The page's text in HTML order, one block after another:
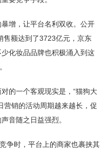
增，让平台名利双收。公开
售额达到了3723亿元，京东
化妆品品牌也积极涌入到这
的一个客观现实是，“猫狗大
营销的活动周期越来越长，促
音随之日益强烈。
争时，平台上的商家也裹挟其